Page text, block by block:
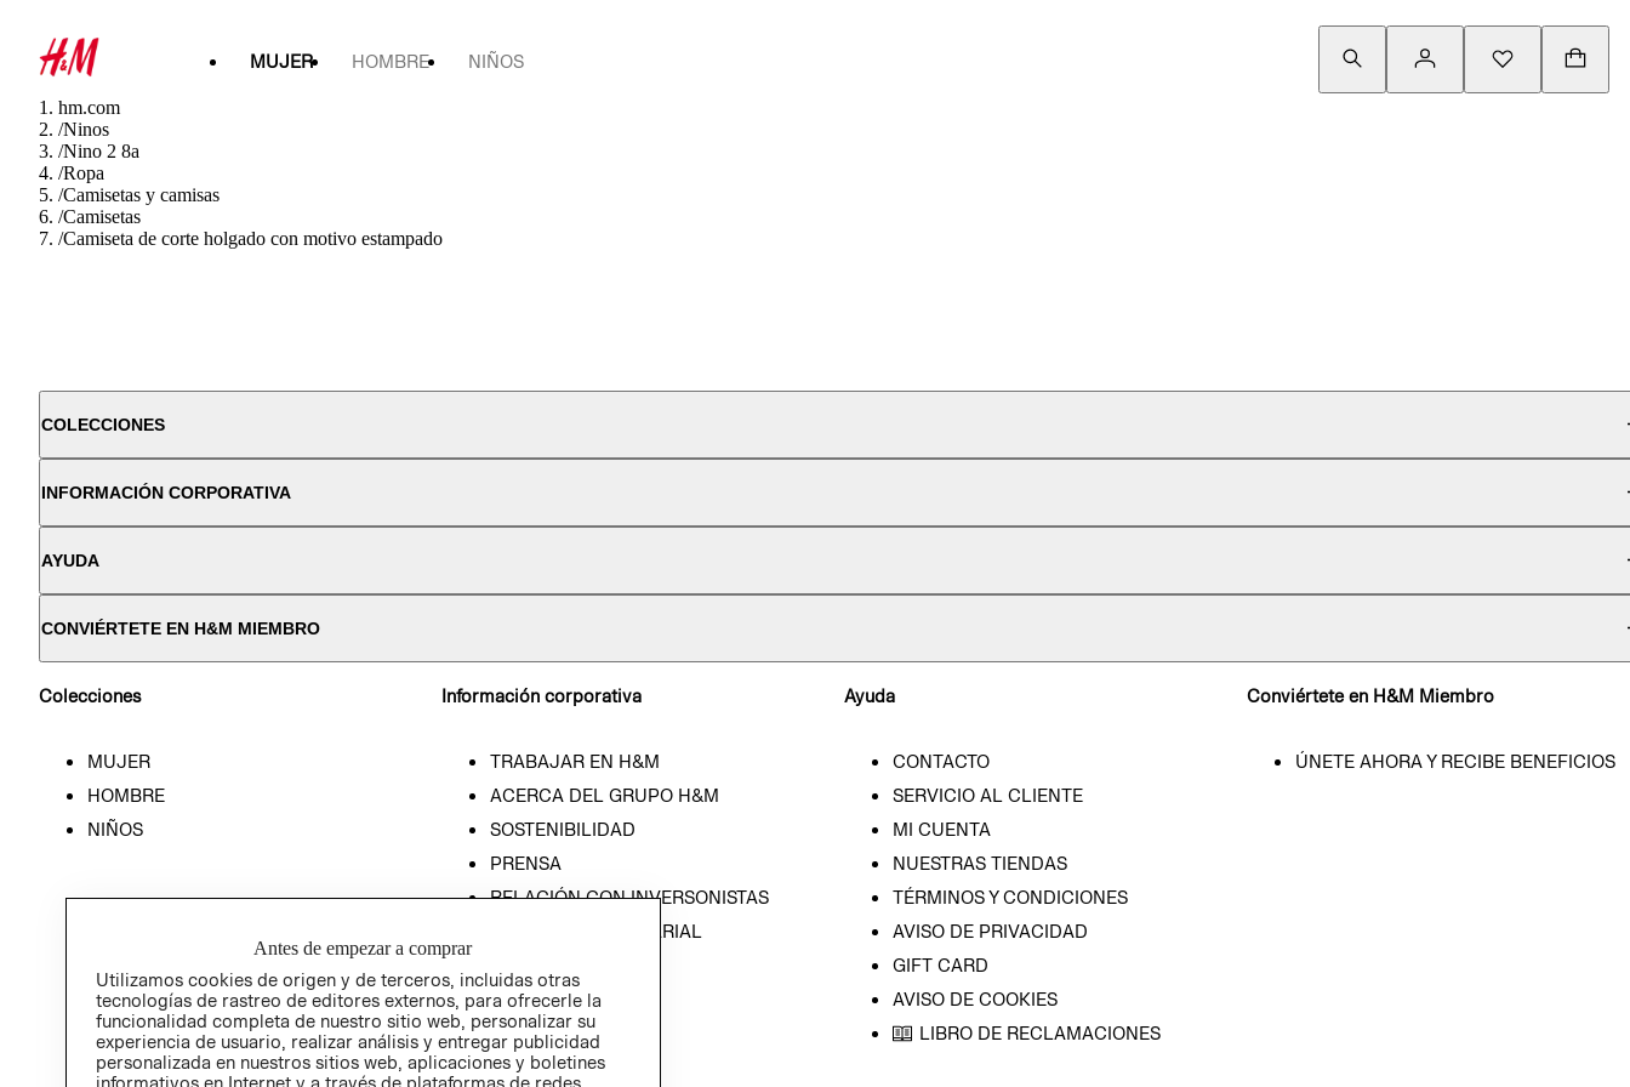
MUJER HOMBRE NIÑOS
hm.com
/Ninos
/Nino 2 8a
/Ropa
/Camisetas y camisas
/Camisetas
/Camiseta de corte holgado con motivo estampado
COLECCIONES
INFORMACIÓN CORPORATIVA
AYUDA
CONVIÉRTETE EN H&M MIEMBRO
Colecciones
MUJER
HOMBRE
NIÑOS
Información corporativa
TRABAJAR EN H&M
ACERCA DEL GRUPO H&M
SOSTENIBILIDAD
PRENSA
RELACIÓN CON INVERSONISTAS
POLÍTICA EMPRESARIAL
Ayuda
CONTACTO
SERVICIO AL CLIENTE
MI CUENTA
NUESTRAS TIENDAS
TÉRMINOS Y CONDICIONES
AVISO DE PRIVACIDAD
GIFT CARD
AVISO DE COOKIES
LIBRO DE RECLAMACIONES
Conviértete en H&M Miembro
ÚNETE AHORA Y RECIBE BENEFICIOS
Antes de empezar a comprar
Utilizamos cookies de origen y de terceros, incluidas otras
tecnologías de rastreo de editores externos, para ofrecerle la
funcionalidad completa de nuestro sitio web, personalizar su
experiencia de usuario, realizar análisis y entregar publicidad
personalizada en nuestros sitios web, aplicaciones y boletines
informativos en Internet y a través de plataformas de redes